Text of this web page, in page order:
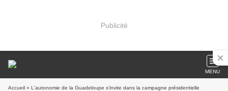
Publicité
MENU
Accueil » L'autonomie de la Guadeloupe s'invite dans la campagne présidentielle